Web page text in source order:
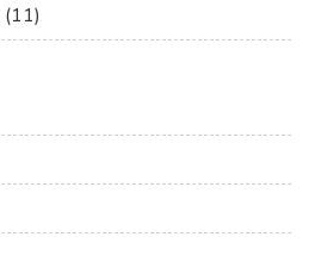
(11)